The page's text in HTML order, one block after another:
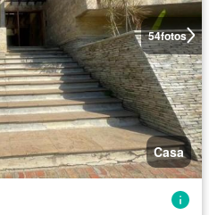
54fotos
Casa